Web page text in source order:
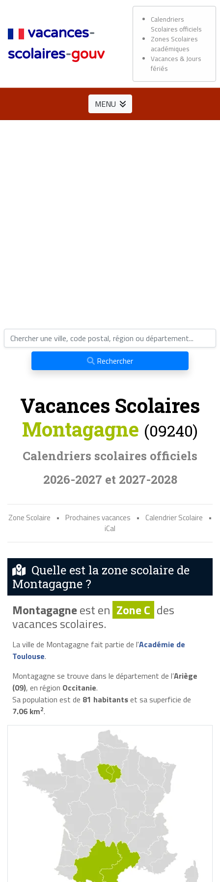
vacances-
scolaires-gouv
Calendriers
Scolaires officiels
Zones Scolaires
académiques
Vacances & Jours
fériés
MENU
Rechercher
Vacances Scolaires
Montagagne (09240)
Calendriers scolaires officiels
2026-2027 et 2027-2028
Zone Scolaire • Prochaines vacances • Calendrier Scolaire
•
iCal
Quelle est la zone scolaire de
Montagagne ?
Montagagneest en Zone C des
vacances scolaires.
La ville de Montagagne fait partie de l'Académie de
Toulouse.
Montagagne se trouve dans le département de l’Ariège
(09), en région Occitanie.
Sa population est de 81 habitantset sa superficie de
7.06 km2.